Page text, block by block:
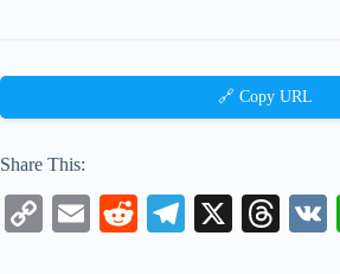
🔗 Copy URL
Share This:
C
E
R
Te
X
T